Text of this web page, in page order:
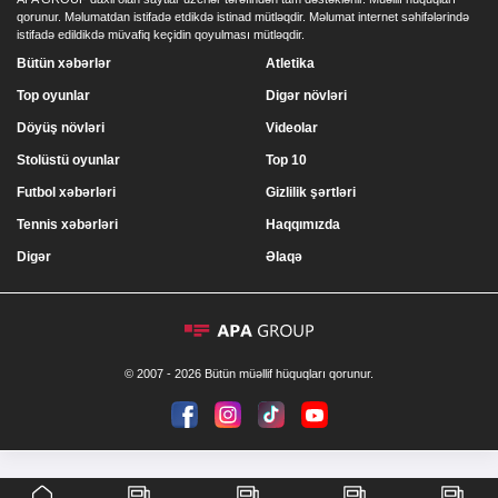
qorunur. Məlumatdan istifadə etdikdə istinad mütləqdir. Məlumat internet səhifələrində
istifadə edildikdə müvafiq keçidin qoyulması mütləqdir.
Bütün xəbərlər
Top oyunlar
Döyüş növləri
Stolüstü oyunlar
Atletika
Digər növləri
Videolar
Top 10
Futbol xəbərləri
Tennis xəbərləri
Digər
Gizlilik şərtləri
Haqqımızda
Əlaqə
© 2007 - 2026 Bütün müəllif hüquqları qorunur.